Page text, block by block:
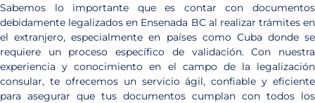
Sabemos lo importante que es contar con documentos
debidamente legalizados en Ensenada BC al realizar trámites en
el extranjero, especialmente en países como Cuba donde se
requiere un proceso específico de validación. Con nuestra
experiencia y conocimiento en el campo de la legalización
consular, te ofrecemos un servicio ágil, confiable y eficiente
para asegurar que tus documentos cumplan con todos los